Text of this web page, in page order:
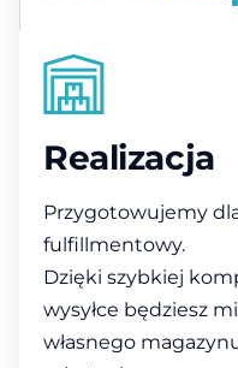
Realizacja
Przygotowujemy
fulfillmentowy.
Dzięki szybkiej
wysyłce będziesz
własnego